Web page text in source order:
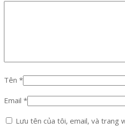
Tên *
Email *
Lưu tên của tôi, email, và trang